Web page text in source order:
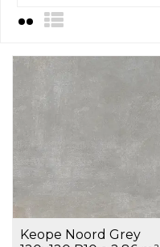
Keope Noord Grey